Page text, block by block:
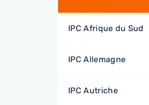
IPC Afrique du Sud
IPC Allemagne
IPC Autriche